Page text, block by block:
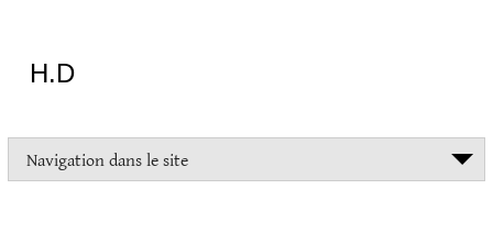
H.D
Navigation dans le site